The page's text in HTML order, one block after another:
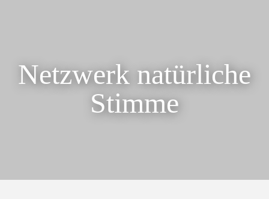
Netzwerk natürliche
Stimme